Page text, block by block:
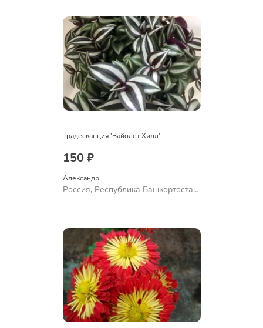
Традесканция 'Вайолет Хилл'
150 ₽
Александр
Россия, Республика Башкортостан,